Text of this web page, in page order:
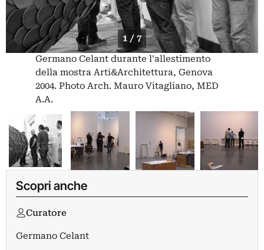
1 / 7
Germano Celant durante l'allestimento
della mostra Arti&Architettura, Genova
2004. Photo Arch. Mauro Vitagliano, MED
A.A.
Scopri anche
Curatore
Germano Celant